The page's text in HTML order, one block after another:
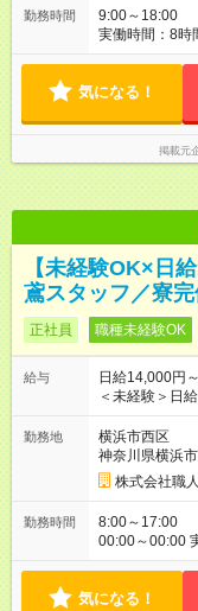
勤務時間
9:00～18:00
実働時間：8時
気になる！
掲載元
【未経験OK×日
鳶スタッフ／寮
正社員 職種未経験OK
給与
日給14,000円～
＜未経験＞日
相談） 【各種手当】 ・家賃補助：20,000円（規定あり） ・交通
費支給（上限
月 【試用期
勤務地
横浜市西区
神奈川県横浜
株式会社職
勤務時間
8:00～17:00
00:00～00:00
がりあり
気になる！